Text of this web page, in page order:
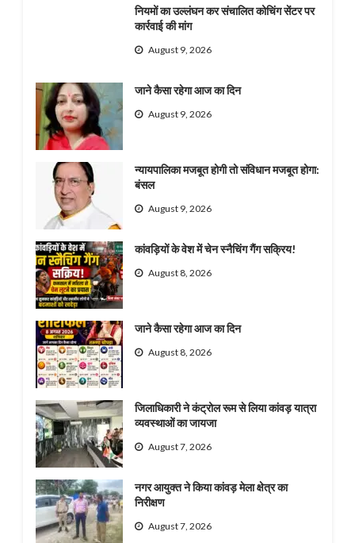
नियमों का उल्लंघन कर संचालित कोचिंग सेंटर पर
कार्रवाई की मांग
August 9, 2026
जाने कैसा रहेगा आज का दिन
August 9, 2026
न्यायपालिका मजबूत होगी तो संविधान मजबूत होगा:
बंसल
August 9, 2026
कांवड़ियों के वेश में चेन स्नैचिंग गैंग सक्रिय!
August 8, 2026
जाने कैसा रहेगा आज का दिन
August 8, 2026
जिलाधिकारी ने कंट्रोल रूम से लिया कांवड़ यात्रा
व्यवस्थाओं का जायजा
August 7, 2026
नगर आयुक्त ने किया कांवड़ मेला क्षेत्र का
निरीक्षण
August 7, 2026